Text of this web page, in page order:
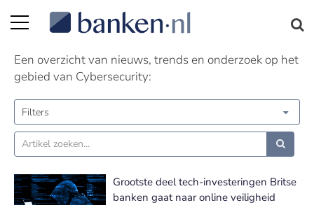
Cybersecurity nieuws | Pagina 5
Een overzicht van nieuws, trends en onderzoek op het
gebied van Cybersecurity:
Filters
Grootste deel tech-investeringen Britse
banken gaat naar online veiligheid